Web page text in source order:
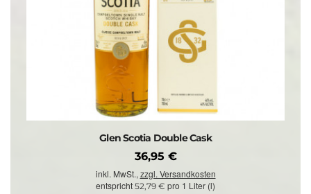
Glen Scotia Double Cask
36,95 €
inkl. MwSt., zzgl. Versandkosten
entspricht 52,79 € pro 1 Liter (l)